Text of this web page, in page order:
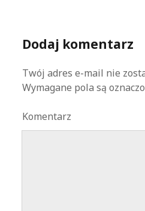
Dodaj komentarz
Twój adres e-mail nie
Wymagane pola są
Komentarz